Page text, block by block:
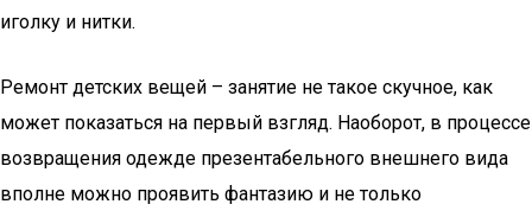
иголку и нитки.
Ремонт детских вещей – занятие не такое скучное, как
может показаться на первый взгляд. Наоборот, в процессе
возвращения одежде презентабельного внешнего вида
вполне можно проявить фантазию и не только